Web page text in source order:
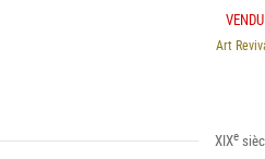
VENDU
Art
XIXe